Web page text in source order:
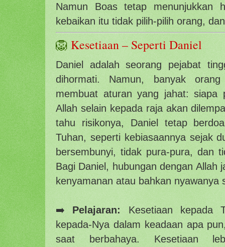
Namun Boas tetap menunjukkan
kebaikan itu tidak pilih-pilih orang,
🦁 Kesetiaan – Seperti Daniel
Daniel adalah seorang pejabat
dihormati. Namun, banyak
membuat aturan yang jahat: siapa
Allah selain kepada raja akan
tahu risikonya, Daniel tetap
Tuhan, seperti kebiasaannya sejak
bersembunyi, tidak pura-pura, dan
Bagi Daniel, hubungan dengan Allah
kenyamanan atau bahkan nyawanya
➡️ Pelajaran:
Kesetiaan kepada
kepada-Nya dalam keadaan apa
saat berbahaya. Kesetiaan